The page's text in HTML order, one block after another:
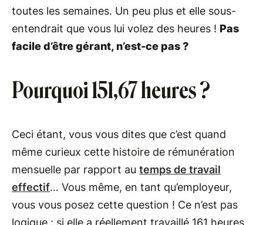
toutes les semaines. Un peu plus et elle sous-
entendrait que vous lui volez des heures ! Pas
facile d’être gérant, n’est-ce pas ?
Pourquoi 151,67 heures ?
Ceci étant, vous vous dites que c’est quand
même curieux cette histoire de rémunération
mensuelle par rapport au temps de travail
effectif… Vous même, en tant qu’employeur,
vous vous posez cette question ! Ce n’est pas
logique : si elle a réellement travaillé 161 heures,